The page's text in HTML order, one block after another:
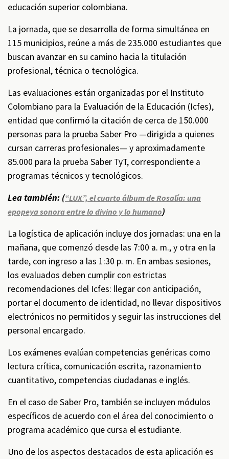
educación superior colombiana.
La jornada, que se desarrolla de forma simultánea en
115 municipios, reúne a más de 235.000 estudiantes que
buscan avanzar en su camino hacia la titulación
profesional, técnica o tecnológica.
Las evaluaciones están organizadas por el Instituto
Colombiano para la Evaluación de la Educación (Icfes),
entidad que confirmó la citación de cerca de 150.000
personas para la prueba Saber Pro —dirigida a quienes
cursan carreras profesionales— y aproximadamente
85.000 para la prueba Saber TyT, correspondiente a
programas técnicos y tecnológicos.
Lea también: (“LUX”, el cuarto álbum de Rosalía: una
epopeya sonora entre lo divino y lo humano)
La logística de aplicación incluye dos jornadas: una en la
mañana, que comenzó desde las 7:00 a. m., y otra en la
tarde, con ingreso a las 1:30 p. m. En ambas sesiones,
los evaluados deben cumplir con estrictas
recomendaciones del Icfes: llegar con anticipación,
portar el documento de identidad, no llevar dispositivos
electrónicos no permitidos y seguir las instrucciones del
personal encargado.
Los exámenes evalúan competencias genéricas como
lectura crítica, comunicación escrita, razonamiento
cuantitativo, competencias ciudadanas e inglés.
En el caso de Saber Pro, también se incluyen módulos
específicos de acuerdo con el área del conocimiento o
programa académico que cursa el estudiante.
Uno de los aspectos destacados de esta aplicación es